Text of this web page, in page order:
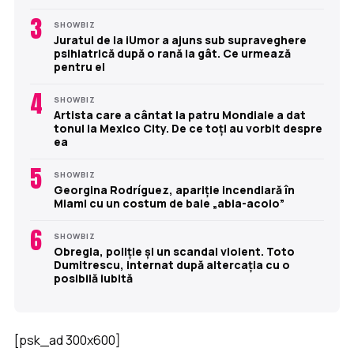
3 SHOWBIZ
Juratul de la iUmor a ajuns sub supraveghere
psihiatrică după o rană la gât. Ce urmează
pentru el
4 SHOWBIZ
Artista care a cântat la patru Mondiale a dat
tonul la Mexico City. De ce toți au vorbit despre
ea
5 SHOWBIZ
Georgina Rodríguez, apariție incendiară în
Miami cu un costum de baie „abia-acolo”
6 SHOWBIZ
Obregia, poliție și un scandal violent. Toto
Dumitrescu, internat după altercația cu o
posibilă iubită
[psk_ad 300x600]